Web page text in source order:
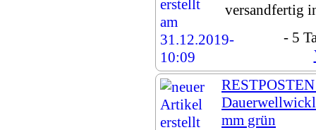
versandfertig
- 5
mm grün